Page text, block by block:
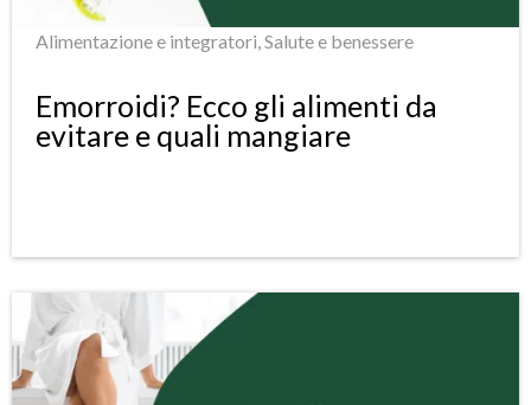
Alimentazione e integratori,Salute e benessere
Emorroidi? Ecco gli alimenti da
evitare e quali mangiare